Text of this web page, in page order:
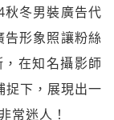
冬男裝廣告代
告形象照讓粉絲
在知名攝影師
下，展現出一
常迷人！